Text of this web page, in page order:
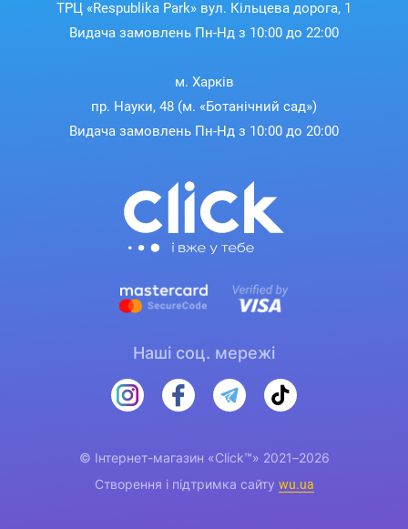
ТРЦ «Respublika Park» вул. Кільцева дорога, 1
Видача замовлень Пн-Нд з 10:00 до 22:00
м. Харків
пр. Науки, 48 (м. «Ботанічний сад»)
Видача замовлень Пн-Нд з 10:00 до 20:00
Наші соц. мережі
© Інтернет-магазин «Click™» 2021–2026
Створення і підтримка сайту wu.ua